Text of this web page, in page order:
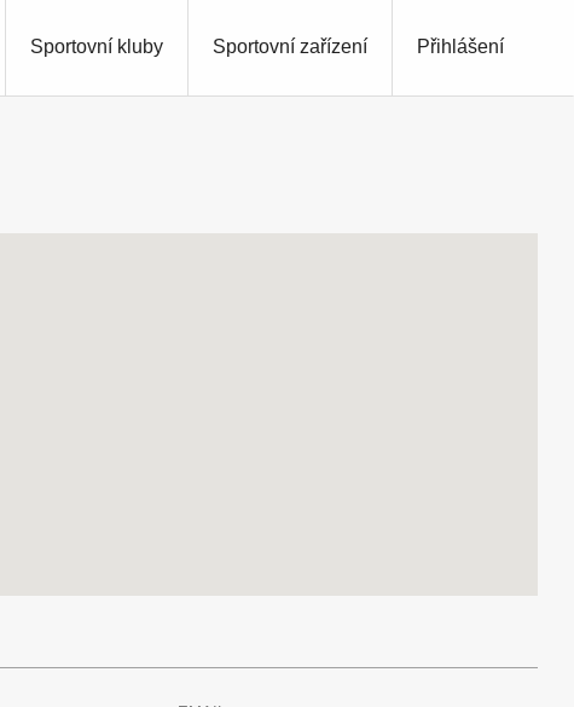
Přihlášení
Sportovní kluby Sportovní zařízení